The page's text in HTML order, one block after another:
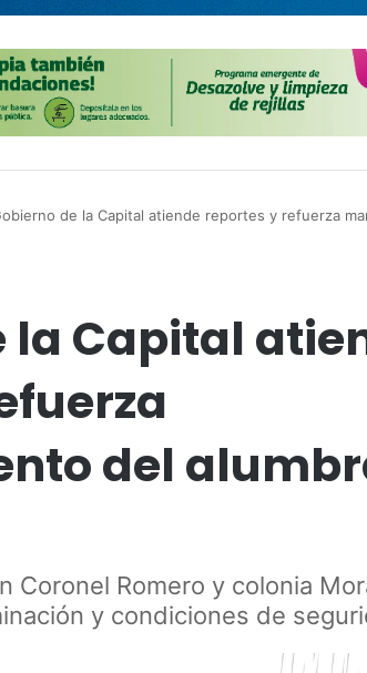
de la Capital atiende reportes y refuerza
la Capital
del
Coronel Romero y colonia
y condiciones de